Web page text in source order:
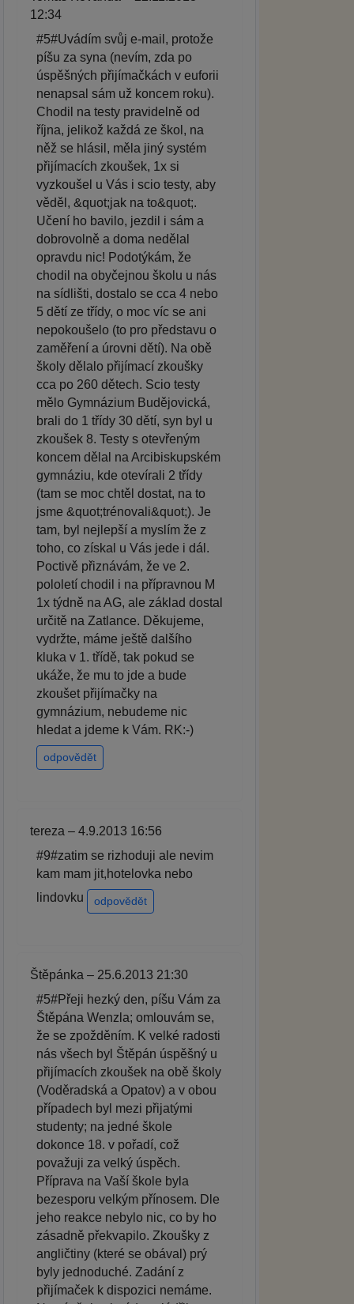
12:34
#5#Uvádím svůj e-mail, protože
píšu za syna (nevím, zda po
úspěšných přijímačkách v euforii
nenapsal sám už koncem roku).
Chodil na testy pravidelně od
října, jelikož každá ze škol, na
něž se hlásil, měla jiný systém
přijímacích zkoušek, 1x si
vyzkoušel u Vás i scio testy, aby
věděl, &quot;jak na to&quot;.
Učení ho bavilo, jezdil i sám a
dobrovolně a doma nedělal
opravdu nic! Podotýkám, že
chodil na obyčejnou školu u nás
na sídlišti, dostalo se cca 4 nebo
5 dětí ze třídy, o moc víc se ani
nepokoušelo (to pro představu o
zaměření a úrovni dětí). Na obě
školy dělalo přijímací zkoušky
cca po 260 dětech. Scio testy
mělo Gymnázium Budějovická,
brali do 1 třídy 30 dětí, syn byl u
zkoušek 8. Testy s otevřeným
koncem dělal na Arcibiskupském
gymnáziu, kde otevírali 2 třídy
(tam se moc chtěl dostat, na to
jsme &quot;trénovali&quot;). Je
tam, byl nejlepší a myslím že z
toho, co získal u Vás jede i dál.
Poctivě přiznávám, že ve 2.
pololetí chodil i na přípravnou M
1x týdně na AG, ale základ dostal
určitě na Zatlance. Děkujeme,
vydržte, máme ještě dalšího
kluka v 1. třídě, tak pokud se
ukáže, že mu to jde a bude
zkoušet přijímačky na
gymnázium, nebudeme nic
hledat a jdeme k Vám. RK:-)
odpovědět
tereza – 4.9.2013 16:56
#9#zatim se rizhoduji ale nevim
kam mam jit,hotelovka nebo
lindovku
odpovědět
Štěpánka – 25.6.2013 21:30
#5#Přeji hezký den, píšu Vám za
Štěpána Wenzla; omlouvám se,
že se zpožděním. K velké radosti
nás všech byl Štěpán úspěšný u
přijímacích zkoušek na obě školy
(Voděradská a Opatov) a v obou
případech byl mezi přijatými
studenty; na jedné škole
dokonce 18. v pořadí, což
považuji za velký úspěch.
Příprava na Vaší škole byla
bezesporu velkým přínosem. Dle
jeho reakce nebylo nic, co by ho
zásadně překvapilo. Zkoušky z
angličtiny (které se obával) prý
byly jednoduché. Zadání z
přijímaček k dispozici nemáme.